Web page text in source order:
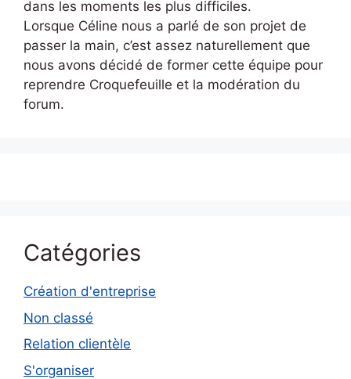
dans les moments les plus difficiles.
Lorsque Céline nous a parlé de son projet de
passer la main, c’est assez naturellement que
nous avons décidé de former cette équipe pour
reprendre Croquefeuille et la modération du
forum.
Catégories
Création d'entreprise
Non classé
Relation clientèle
S'organiser